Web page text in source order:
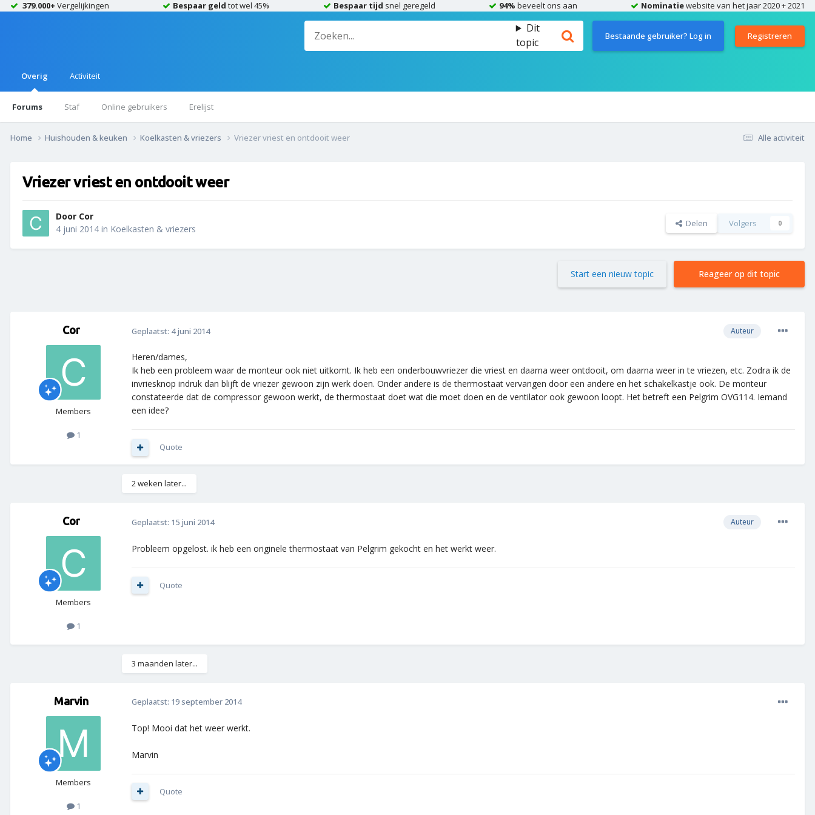
379.000+ Vergelijkingen Bespaar geld tot wel 45% Bespaar tijd snel geregeld 94% beveelt ons aan Nominatiewebsite van het jaar 2020 + 2021
Dit
topic
Bestaande gebruiker? Log in Registreren
Overig
Forums Staf Online gebruikers Erelijst
Activiteit
Alle activiteit
Home Huishouden & keuken Koelkasten & vriezers Vriezer vriest en ontdooit weer
Vriezer vriest en ontdooit weer
Door Cor
4 juni 2014 in Koelkasten & vriezers Delen Volgers 0
Reageer op dit topic
Start een nieuw topic
Cor
Members
1
Auteur
Geplaatst: 4 juni 2014
Heren/dames,
Ik heb een probleem waar de monteur ook niet uitkomt. Ik heb een onderbouwvriezer die vriest en daarna weer ontdooit, om daarna weer in te vriezen, etc. Zodra ik de
invriesknop indruk dan blijft de vriezer gewoon zijn werk doen. Onder andere is de thermostaat vervangen door een andere en het schakelkastje ook. De monteur
constateerde dat de compressor gewoon werkt, de thermostaat doet wat die moet doen en de ventilator ook gewoon loopt. Het betreft een Pelgrim OVG114. Iemand
een idee?
Quote
2 weken later...
Cor
Members
1
Auteur
Geplaatst: 15 juni 2014
Probleem opgelost. ik heb een originele thermostaat van Pelgrim gekocht en het werkt weer.
Quote
3 maanden later...
Marvin
Members
1
Geplaatst: 19 september 2014
Top! Mooi dat het weer werkt.
Marvin
Quote